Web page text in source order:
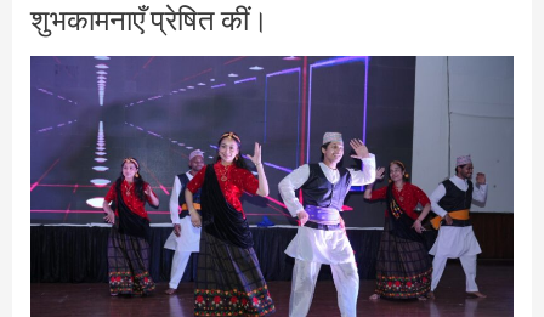
शुभकामनाएँ प्रेषित कीं।